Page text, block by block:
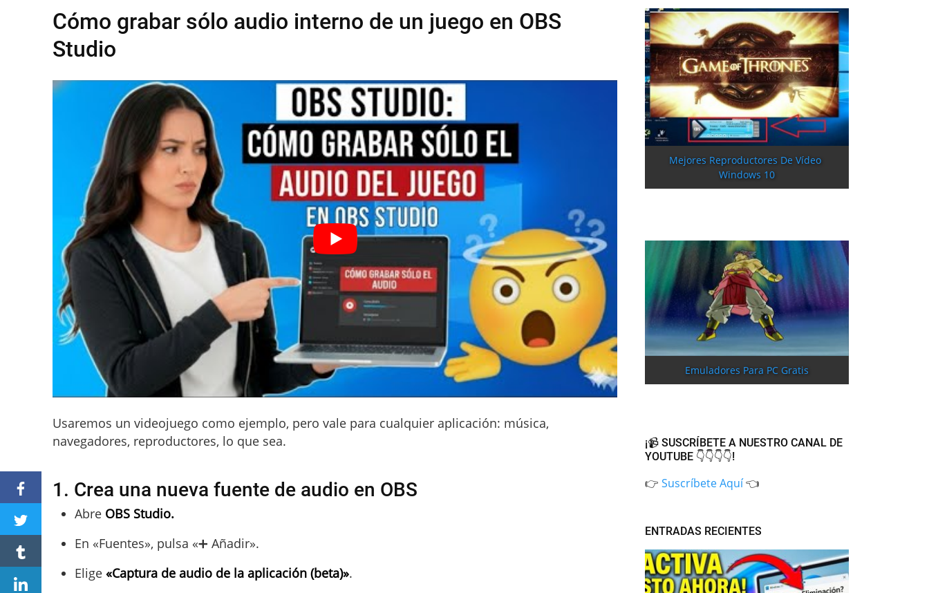
Cómo grabar sólo audio interno de un juego en OBS
Studio
Usaremos un videojuego como ejemplo, pero vale para cualquier aplicación: música,
navegadores, reproductores, lo que sea.
1. Crea una nueva fuente de audio en OBS
Abre OBS Studio.
En «Fuentes», pulsa «➕ Añadir».
Elige «Captura de audio de la aplicación (beta)».
Mejores Reproductores De Vídeo
Windows 10
Emuladores Para PC Gratis
¡📹 SUSCRÍBETE A NUESTRO CANAL DE
YOUTUBE 👇👇👇👇!
👉 Suscríbete Aquí👈
ENTRADAS RECIENTES